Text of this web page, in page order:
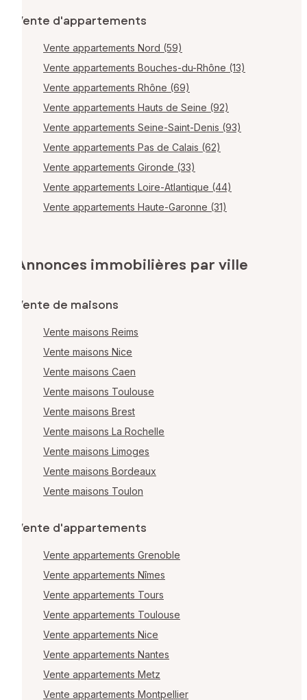
Vente d'appartements
Vente appartements Nord (59)
Vente appartements Bouches-du-Rhône (13)
Vente appartements Rhône (69)
Vente appartements Hauts de Seine (92)
Vente appartements Seine-Saint-Denis (93)
Vente appartements Pas de Calais (62)
Vente appartements Gironde (33)
Vente appartements Loire-Atlantique (44)
Vente appartements Haute-Garonne (31)
Annonces immobilières par ville
Vente de maisons
Vente maisons Reims
Vente maisons Nice
Vente maisons Caen
Vente maisons Toulouse
Vente maisons Brest
Vente maisons La Rochelle
Vente maisons Limoges
Vente maisons Bordeaux
Vente maisons Toulon
Vente d'appartements
Vente appartements Grenoble
Vente appartements Nîmes
Vente appartements Tours
Vente appartements Toulouse
Vente appartements Nice
Vente appartements Nantes
Vente appartements Metz
Vente appartements Montpellier